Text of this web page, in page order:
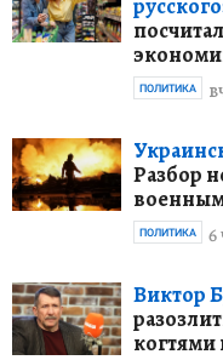
ПОЛИТИКА
Разбор
6
ПОЛИТИКА
Виктор
когтями